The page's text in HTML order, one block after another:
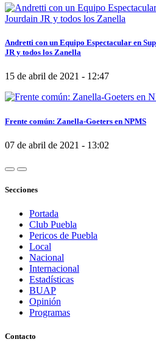
Andretti con un Equipo Espectacular en
JR y todos los Zanella
15 de abril de 2021 - 12:47
Frente común: Zanella-Goeters en NPMS
07 de abril de 2021 - 13:02
Secciones
Portada
Club Puebla
Pericos de Puebla
Local
Nacional
Internacional
Estadísticas
BUAP
Opinión
Programas
Contacto